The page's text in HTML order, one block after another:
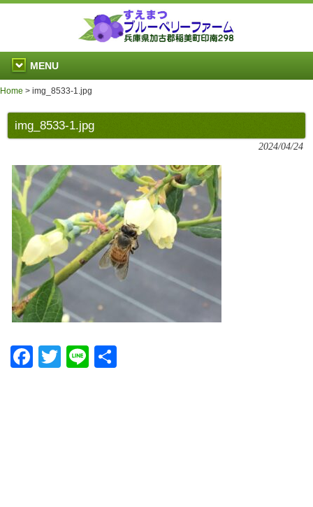
MENU
Home > img_8533-1.jpg
img_8533-1.jpg
2024/04/24
Facebook
Twitter
Line